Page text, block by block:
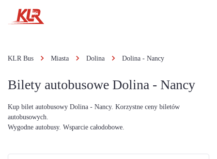
KLR Bus Miasta Dolina Dolina - Nancy
Bilety autobusowe Dolina - Nancy
Kup bilet autobusowy Dolina - Nancy. Korzystne ceny biletów
autobusowych.
Wygodne autobusy. Wsparcie całodobowe.